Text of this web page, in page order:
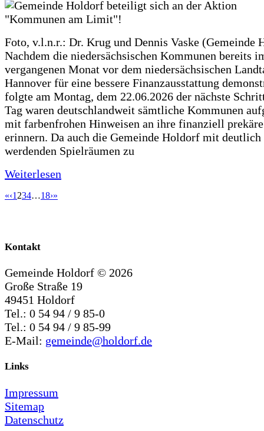
Foto, v.l.n.r.: Dr. Krug und Dennis Vaske (Gemeinde
Nachdem die niedersächsischen Kommunen bereits
vergangenen Monat vor dem niedersächsischen
Hannover für eine bessere Finanzausstattung
folgte am Montag, dem 22.06.2026 der nächste
Tag waren deutschlandweit sämtliche Kommunen
mit farbenfrohen Hinweisen an ihre finanziell
erinnern. Da auch die Gemeinde Holdorf mit deutlich
werdenden Spielräumen zu
Weiterlesen
«‹1 234…18›»
Kontakt
Gemeinde Holdorf © 2026
Große Straße 19
49451 Holdorf
Tel.: 0 54 94 / 9 85-0
Tel.: 0 54 94 / 9 85-99
E-Mail: gemeinde@holdorf.de
Links
Impressum
Sitemap
Datenschutz